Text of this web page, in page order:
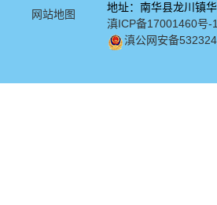
网站地图
地址：南华县龙川
滇ICP备17001460号-1
滇公网安备